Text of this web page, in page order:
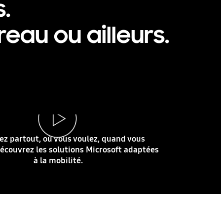
ou ailleurs.
partout, où vous voulez, quand vous
les solutions Microsoft adaptées
à la mobilité.